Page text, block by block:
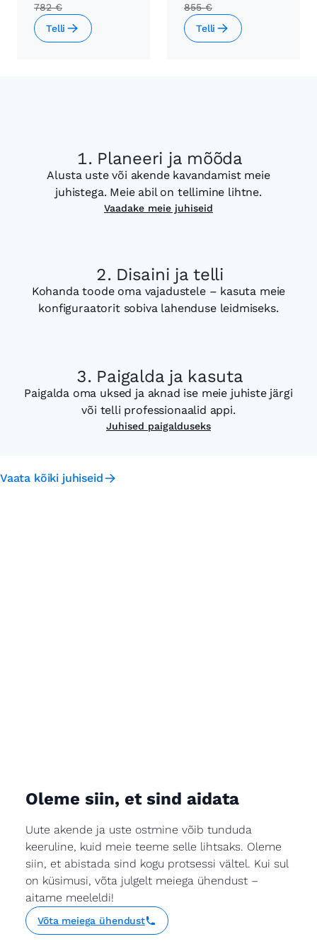
782 €
Telli
855 €
Telli
Planeeri ja mõõda
Alusta uste või akende kavandamist meie
juhistega. Meie abil on tellimine lihtne.
Vaadake meie juhiseid
Disaini ja telli
Kohanda toode oma vajadustele – kasuta meie
konfiguraatorit sobiva lahenduse leidmiseks.
Paigalda ja kasuta
Paigalda oma uksed ja aknad ise meie juhiste järgi
või telli professionaalid appi.
Juhised paigalduseks
Vaata kõiki juhiseid
Oleme siin, et sind aidata
Uute akende ja uste ostmine võib tunduda
keeruline, kuid meie teeme selle lihtsaks. Oleme
siin, et abistada sind kogu protsessi vältel. Kui sul
on küsimusi, võta julgelt meiega ühendust –
aitame meeleldi!
Võta meiega ühendust